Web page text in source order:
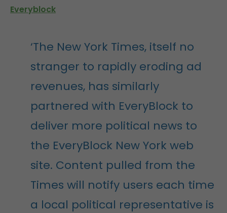
Everyblock
‘The New York Times, itself no
stranger to rapidly eroding ad
revenues, has similarly
partnered with EveryBlock to
deliver more political news to
the EveryBlock New York web
site. Content pulled from the
Times will notify users each time
a local political representative is